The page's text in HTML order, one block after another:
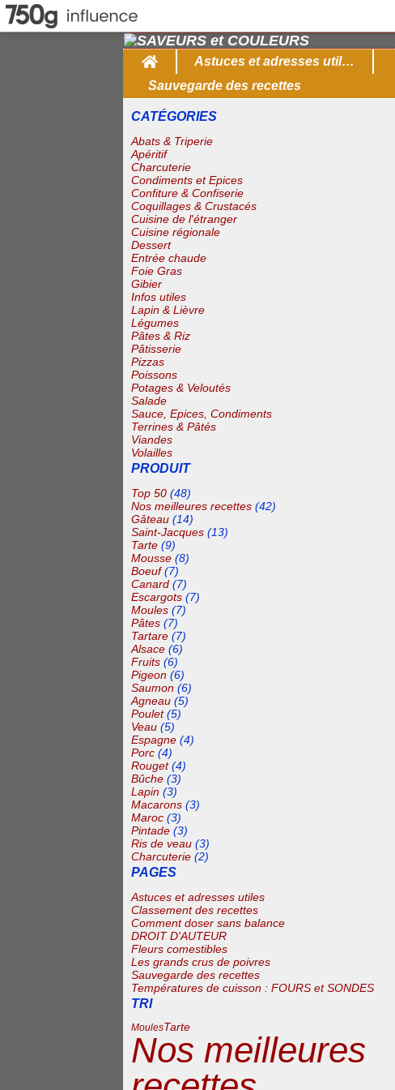
Home Astuces et adresses utiles
Sauvegarde des recettes
CATÉGORIES
Abats & Triperie
Apéritif
Charcuterie
Condiments et Epices
Confiture & Confiserie
Coquillages & Crustacés
Cuisine de l'étranger
Cuisine régionale
Dessert
Entrée chaude
Foie Gras
Gibier
Infos utiles
Lapin & Lièvre
Légumes
Pâtes & Riz
Pâtisserie
Pizzas
Poissons
Potages & Veloutés
Salade
Sauce, Epices, Condiments
Terrines & Pâtés
Viandes
Volailles
PRODUIT
Top 50 (48)
Nos meilleures recettes (42)
Gâteau (14)
Saint-Jacques (13)
Tarte (9)
Mousse (8)
Boeuf(7)
Canard (7)
Escargots (7)
Moules (7)
Pâtes (7)
Tartare (7)
Alsace (6)
Fruits (6)
Pigeon (6)
Saumon (6)
Agneau (5)
Poulet(5)
Veau (5)
Espagne (4)
Porc (4)
Rouget(4)
Bûche (3)
Lapin (3)
Macarons (3)
Maroc (3)
Pintade (3)
Ris de veau (3)
Charcuterie (2)
PAGES
Astuces et adresses utiles
Classement des recettes
Comment doser sans balance
DROIT D'AUTEUR
Fleurs comestibles
Les grands crus de poivres
Sauvegarde des recettes
Températures de cuisson : FOURS et SONDES
TRI
MoulesTarte
Nos meilleures